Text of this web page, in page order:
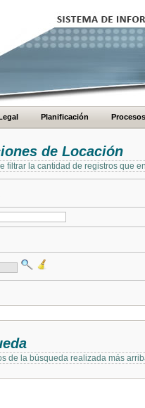
Planificación Procesos
de Locación
filtrar la cantidad de registros que
de la búsqueda realizada más